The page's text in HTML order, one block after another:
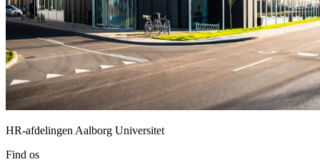
HR-afdelingen Aalborg Universitet
Find os